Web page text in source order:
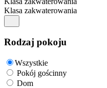
Klasa zakwaterowania
Rodzaj pokoju
Wszystkie
Pokój gościnny
Dom